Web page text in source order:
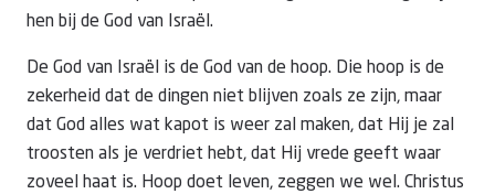
hen bij de God van Israël.
De God van Israël is de God van de hoop. Die hoop is de
zekerheid dat de dingen niet blijven zoals ze zijn, maar
dat God alles wat kapot is weer zal maken, dat Hij je zal
troosten als je verdriet hebt, dat Hij vrede geeft waar
zoveel haat is. Hoop doet leven, zeggen we wel. Christus